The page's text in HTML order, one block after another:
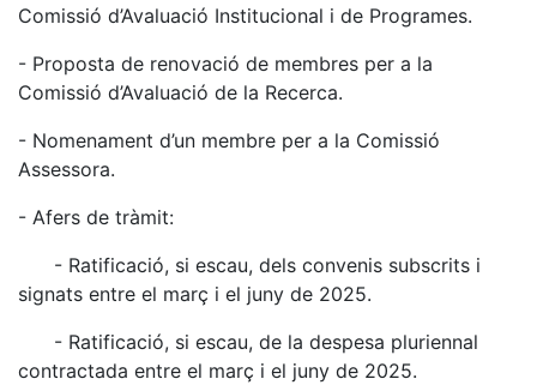
Comissió d’Avaluació Institucional i de Programes.
- Proposta de renovació de membres per a la
Comissió d’Avaluació de la Recerca.
- Nomenament d’un membre per a la Comissió
Assessora.
- Afers de tràmit:
- Ratificació, si escau, dels convenis subscrits i
signats entre el març i el juny de 2025.
- Ratificació, si escau, de la despesa pluriennal
contractada entre el març i el juny de 2025.